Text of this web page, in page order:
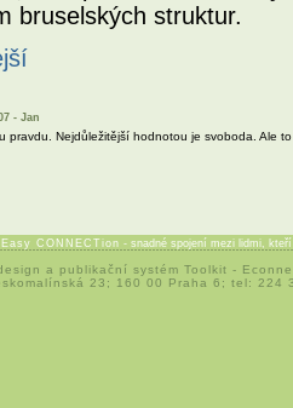
bruselských struktur.
- Jan
pravdu. Nejdůležitější hodnotou je svoboda. Ale
Easy CONNECTion - snadné spojení mezi lidmi,
a publikační systém Toolkit -
23; 160 00 Praha 6; tel: 224